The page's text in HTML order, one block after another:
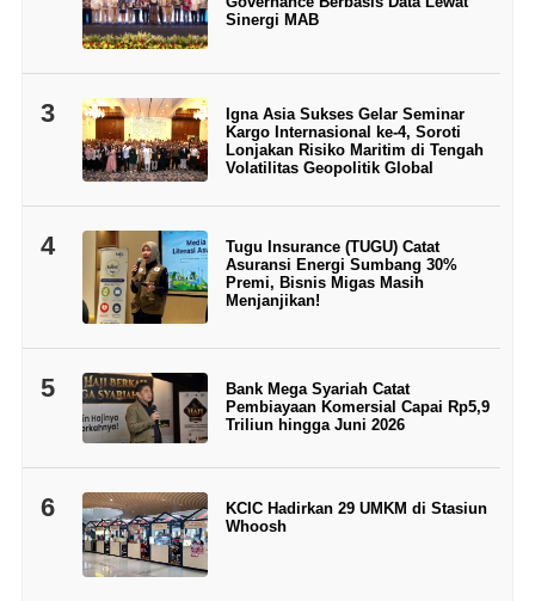
Sinergi MAB
3
Igna Asia Sukses Gelar Seminar
Kargo Internasional ke-4, Soroti
Lonjakan Risiko Maritim di Tengah
Volatilitas Geopolitik Global
4
Tugu Insurance (TUGU) Catat
Asuransi Energi Sumbang 30%
Premi, Bisnis Migas Masih
Menjanjikan!
5
Bank Mega Syariah Catat
Pembiayaan Komersial Capai Rp5,9
Triliun hingga Juni 2026
6
KCIC Hadirkan 29 UMKM di Stasiun
Whoosh